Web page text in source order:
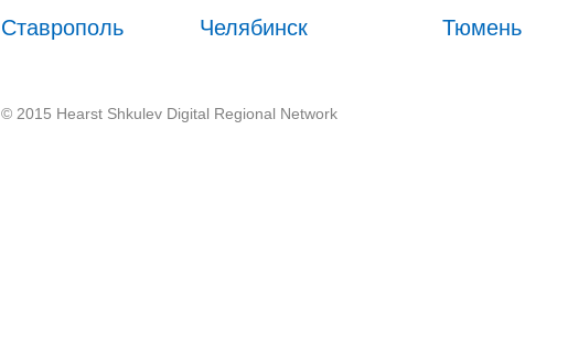
Ставрополь Челябинск Тюмень
© 2015 Hearst Shkulev Digital Regional Network